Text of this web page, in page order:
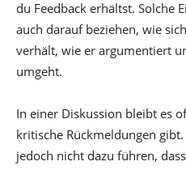
du Feedback erhältst. Solche
auch darauf beziehen, wie
verhält, wie er argumentiert
umgeht.
In einer Diskussion bleibt es
kritische Rückmeldungen gibt.
jedoch nicht dazu führen,